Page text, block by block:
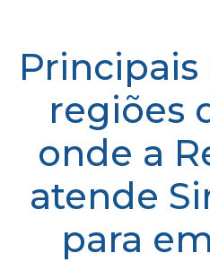
Principais
regiões
onde a
atende
para